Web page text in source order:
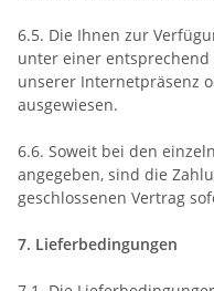
6.5. Die Ihnen zur
unter einer
unserer Internetpräsenz
ausgewiesen.
6.6. Soweit bei den
angegeben, sind die
geschlossenen Vertrag
7. Lieferbedingungen